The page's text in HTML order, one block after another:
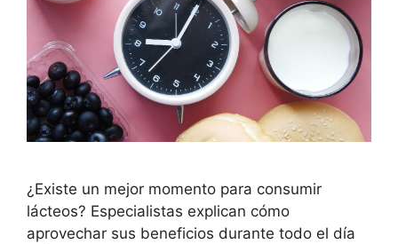
¿Existe un mejor momento para consumir
lácteos? Especialistas explican cómo
aprovechar sus beneficios durante todo el día